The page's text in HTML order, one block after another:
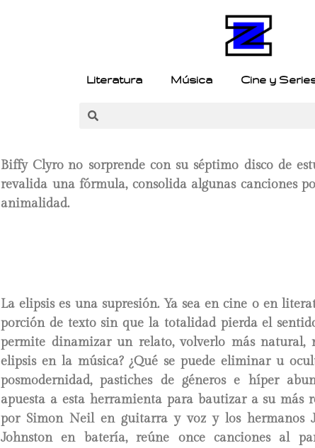
Literatura Música Cine y
Biffy Clyro no sorprende con su séptimo disco de
revalida una fórmula, consolida algunas canciones
animalidad.
La elipsis es una supresión. Ya sea en cine o en
porción de texto sin que la totalidad pierda el
permite dinamizar un relato, volverlo más natural,
elipsis en la música? ¿Qué se puede eliminar u
posmodernidad, pastiches de géneros e híper
apuesta a esta herramienta para bautizar a su más
por Simon Neil en guitarra y voz y los hermanos
Johnston en batería, reúne once canciones al